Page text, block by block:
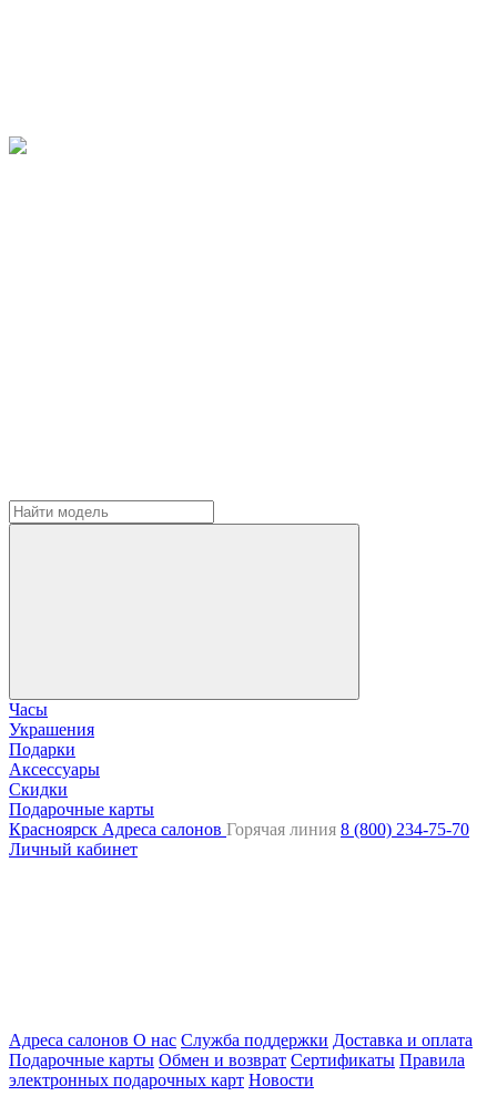
Часы
Украшения
Подарки
Аксессуары
Скидки
Подарочные карты
Красноярск Адреса салонов Горячая линия 8 (800) 234-75-70
Личный кабинет
Адреса салонов О нас Служба поддержки Доставка и оплата
Подарочные карты Обмен и возврат Сертификаты Правила
электронных подарочных карт Новости